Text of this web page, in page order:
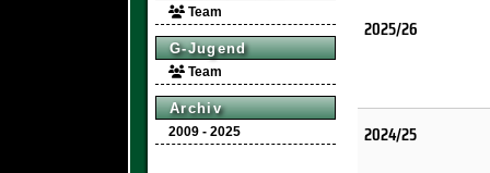
Team
G-Jugend
Team
Archiv
2009 - 2025
2025/26
2024/25